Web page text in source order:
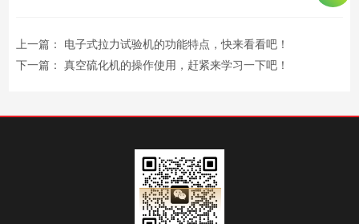
上一篇： 电子式拉力试验机的功能特点，快来看看吧！
下一篇： 真空硫化机的操作使用，赶紧来学习一下吧！